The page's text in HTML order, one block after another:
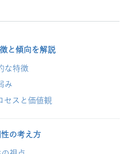
と傾向を解説
な特徴
み
セスと価値観
の考え方